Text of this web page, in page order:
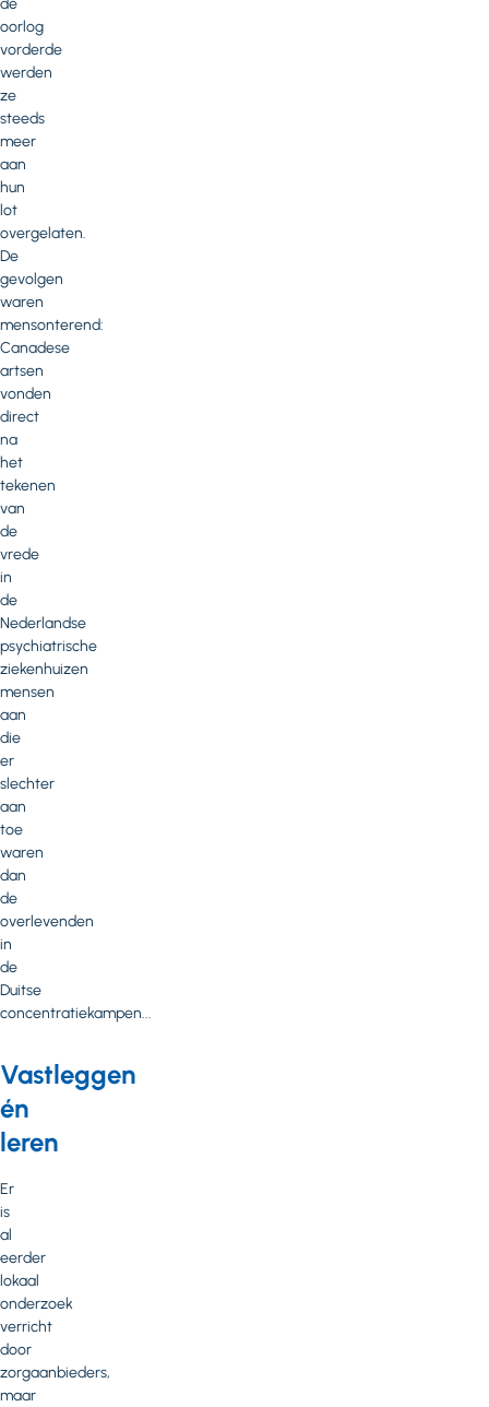
oorlog
vorderde
werden
ze
steeds
meer
aan
hun
lot
overgelaten.
De
gevolgen
waren
mensonterend:
Canadese
artsen
vonden
direct
na
het
tekenen
van
de
vrede
in
de
Nederlandse
psychiatrische
ziekenhuizen
mensen
aan
die
er
slechter
aan
toe
waren
dan
de
overlevenden
in
de
Duitse
concentratiekampen...
Vastleggen
én
leren
Er
is
al
eerder
lokaal
onderzoek
verricht
door
zorgaanbieders,
maar